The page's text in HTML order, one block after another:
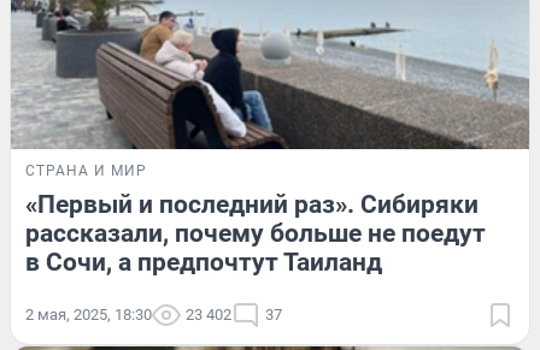
СТРАНА И МИР
«Первый и последний раз». Сибиряки
рассказали, почему больше не поедут
в Сочи, а предпочтут Таиланд
2 мая, 2025, 18:30 23 402 37